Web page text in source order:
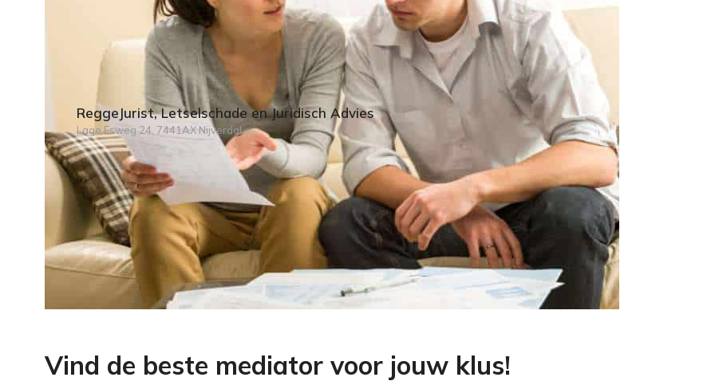
ReggeJurist, Letselschade en Juridisch Advies
Lage Esweg 24, 7441AX Nijverdal
Vind de beste mediator voor jouw klus!